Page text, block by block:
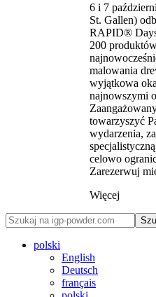
6 i 7
St. Gallen)
RAPID®
200
malowania
wyjątkowa
najnowszymi
towarzyszyć
wydarzenia,
celowo
Zarezerwuj
Więcej
polski
English
Deutsch
français